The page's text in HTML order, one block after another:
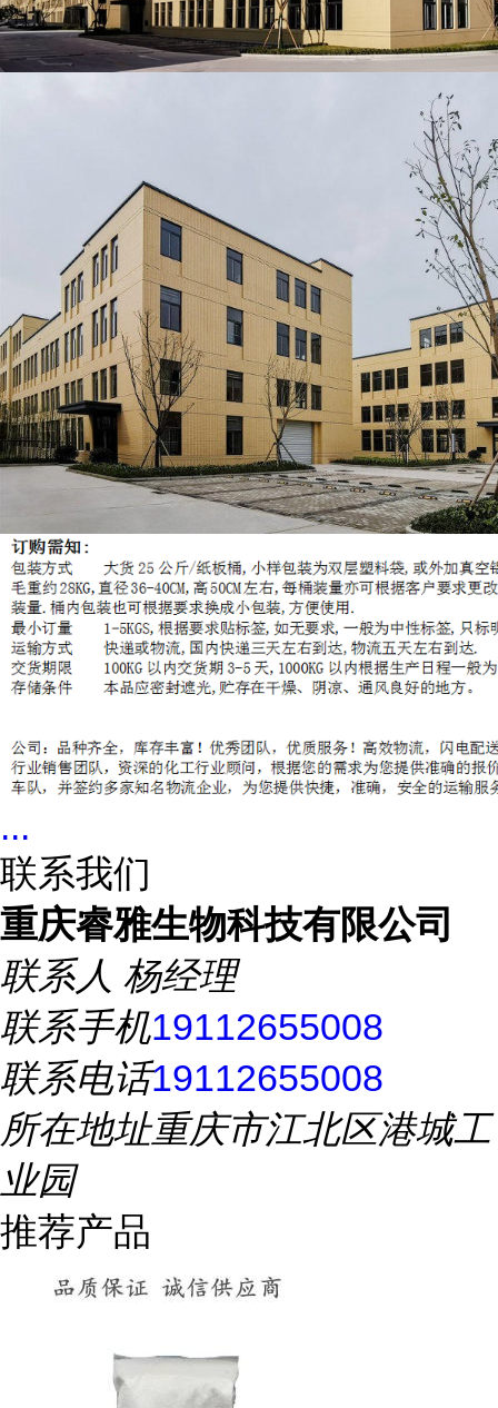
...
联系我们
重庆睿雅生物科技有限公司
联系人 杨经理
联系手机19112655008
联系电话19112655008
所在地址重庆市江北区港城工
业园
推荐产品